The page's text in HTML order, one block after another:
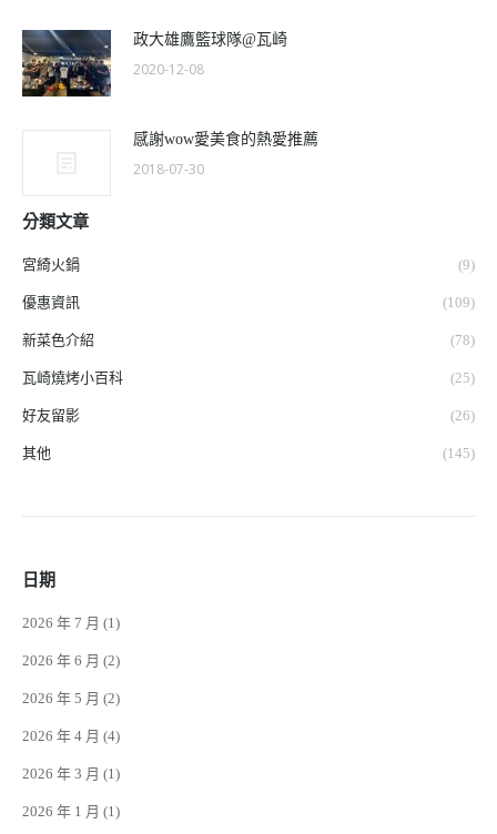
政大雄鷹籃球隊@瓦崎
2020-12-08
感謝wow愛美食的熱愛推薦
2018-07-30
分類文章
宮綺火鍋 (9)
優惠資訊 (109)
新菜色介紹 (78)
瓦崎燒烤小百科 (25)
好友留影 (26)
其他 (145)
日期
2026 年 7 月 (1)
2026 年 6 月 (2)
2026 年 5 月 (2)
2026 年 4 月 (4)
2026 年 3 月 (1)
2026 年 1 月 (1)